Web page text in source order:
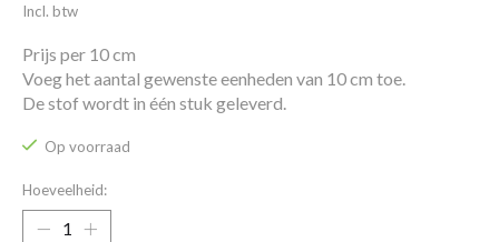
Incl. btw
Prijs per 10 cm
Voeg het aantal gewenste eenheden van 10 cm toe.
De stof wordt in één stuk geleverd.
Op voorraad
Hoeveelheid: